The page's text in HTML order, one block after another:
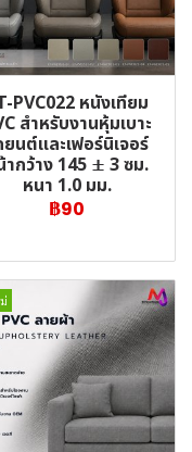
PVC022 หนังเทียม
สำหรับงานหุ้มเบาะ
นต์และเฟอร์นิเจอร์
ากว้าง 145 ± 3 ซม.
หนา 1.0 มม.
฿90